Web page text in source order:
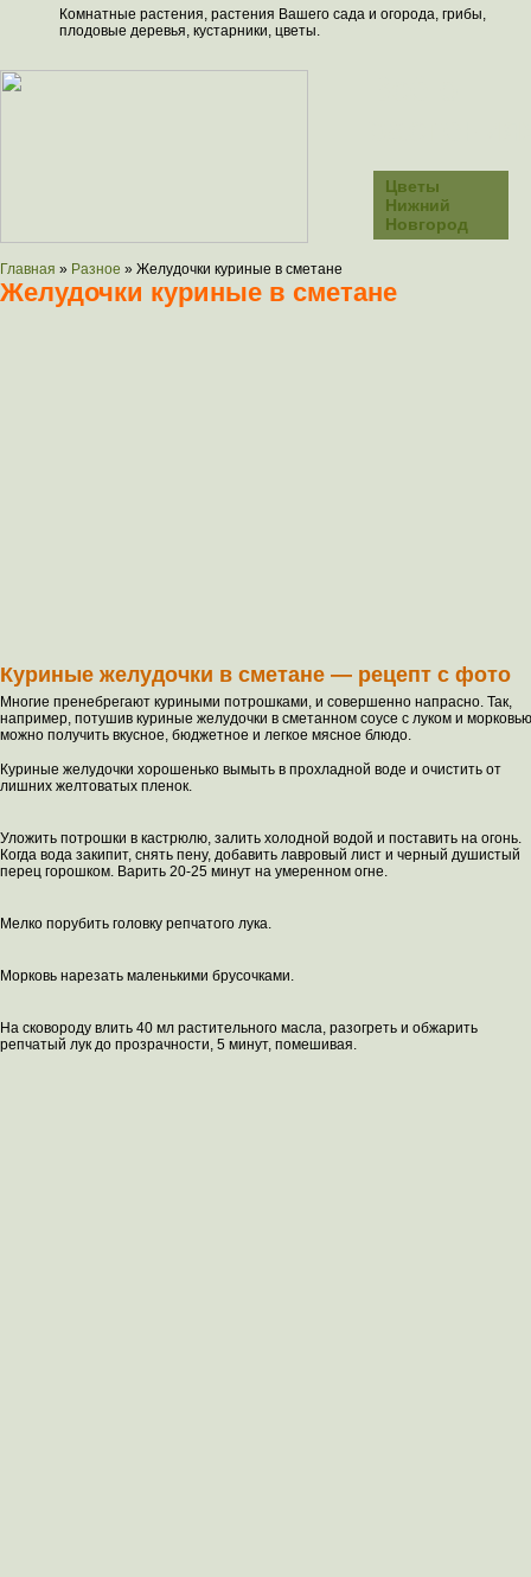
Комнатные растения, растения Вашего сада и огорода, грибы,
плодовые деревья, кустарники, цветы.
Цветы
Нижний
Новгород
Главная » Разное » Желудочки куриные в сметане
Желудочки куриные в сметане
Куриные желудочки в сметане — рецепт с фото
Многие пренебрегают куриными потрошками, и совершенно напрасно. Так,
например, потушив куриные желудочки в сметанном соусе с луком и
можно получить вкусное, бюджетное и легкое мясное блюдо.
Куриные желудочки хорошенько вымыть в прохладной воде и очистить от
лишних желтоватых пленок.
Уложить потрошки в кастрюлю, залить холодной водой и поставить на огонь.
Когда вода закипит, снять пену, добавить лавровый лист и черный душистый
перец горошком. Варить 20-25 минут на умеренном огне.
Мелко порубить головку репчатого лука.
Морковь нарезать маленькими брусочками.
На сковороду влить 40 мл растительного масла, разогреть и обжарить
репчатый лук до прозрачности, 5 минут, помешивая.